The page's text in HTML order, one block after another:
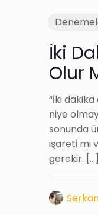
İki
Olur
“İki
niye
sonunda
işareti mi
gerekir. […]